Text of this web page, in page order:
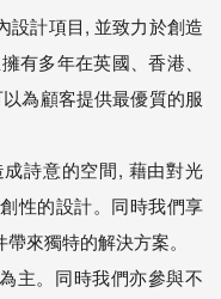
設計項目, 並致力於創造
有多年在英國、香港、
為顧客提供最優質的服
詩意的空間, 藉由對光
性的設計。同時我們享
來獨特的解決方案。
主。同時我們亦參與不